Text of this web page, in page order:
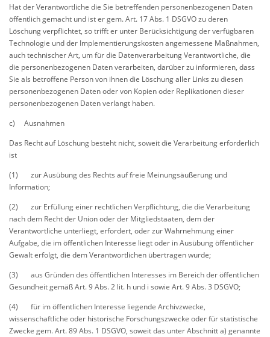
Hat der Verantwortliche die Sie betreffenden personenbezogenen Daten
öffentlich gemacht und ist er gem. Art. 17 Abs. 1 DSGVO zu deren
Löschung verpflichtet, so trifft er unter Berücksichtigung der verfügbaren
Technologie und der Implementierungskosten angemessene Maßnahmen,
auch technischer Art, um für die Datenverarbeitung Verantwortliche, die
die personenbezogenen Daten verarbeiten, darüber zu informieren, dass
Sie als betroffene Person von ihnen die Löschung aller Links zu diesen
personenbezogenen Daten oder von Kopien oder Replikationen dieser
personenbezogenen Daten verlangt haben.
c) Ausnahmen
Das Recht auf Löschung besteht nicht, soweit die Verarbeitung erforderlich
ist
(1) zur Ausübung des Rechts auf freie Meinungsäußerung und
Information;
(2) zur Erfüllung einer rechtlichen Verpflichtung, die die Verarbeitung
nach dem Recht der Union oder der Mitgliedstaaten, dem der
Verantwortliche unterliegt, erfordert, oder zur Wahrnehmung einer
Aufgabe, die im öffentlichen Interesse liegt oder in Ausübung öffentlicher
Gewalt erfolgt, die dem Verantwortlichen übertragen wurde;
(3) aus Gründen des öffentlichen Interesses im Bereich der öffentlichen
Gesundheit gemäß Art. 9 Abs. 2 lit. h und i sowie Art. 9 Abs. 3 DSGVO;
(4) für im öffentlichen Interesse liegende Archivzwecke,
wissenschaftliche oder historische Forschungszwecke oder für statistische
Zwecke gem. Art. 89 Abs. 1 DSGVO, soweit das unter Abschnitt a) genannte